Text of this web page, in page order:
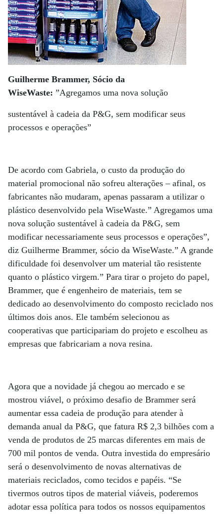
Guilherme Brammer, Sócio da
WiseWaste: ”Agregamos uma nova solução
sustentável à cadeia da P&G, sem modificar seus
processos e operações”
De acordo com Gabriela, o custo da produção do
material promocional não sofreu alterações – afinal, os
fabricantes não mudaram, apenas passaram a utilizar o
plástico desenvolvido pela WiseWaste.” Agregamos uma
nova solução sustentável à cadeia da P&G, sem
modificar necessariamente seus processos e operações”,
diz Guilherme Brammer, sócio da WiseWaste.” A grande
dificuldade foi desenvolver um material tão resistente
quanto o plástico virgem.” Para tirar o projeto do papel,
Brammer, que é engenheiro de materiais, tem se
dedicado ao desenvolvimento do composto reciclado nos
últimos dois anos. Ele também selecionou as
cooperativas que participariam do projeto e escolheu as
empresas que fabricariam a nova resina.
Agora que a novidade já chegou ao mercado e se
mostrou viável, o próximo desafio de Brammer será
aumentar essa cadeia de produção para atender à
demanda anual da P&G, que fatura R$ 2,3 bilhões com a
venda de produtos de 25 marcas diferentes em mais de
700 mil pontos de venda. Outra investida do empresário
será o desenvolvimento de novas alternativas de
materiais reciclados, como tecidos e papéis. “Se
tivermos outros tipos de material viáveis, poderemos
adotar essa política para todos os nossos equipamentos